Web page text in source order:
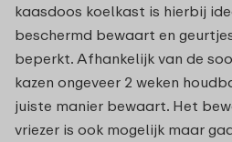
kaasdoos koelkast is hierbij
beschermd bewaart en
beperkt. Afhankelijk van de
kazen ongeveer 2 weken
juiste manier bewaart. Het
vriezer is ook mogelijk maar